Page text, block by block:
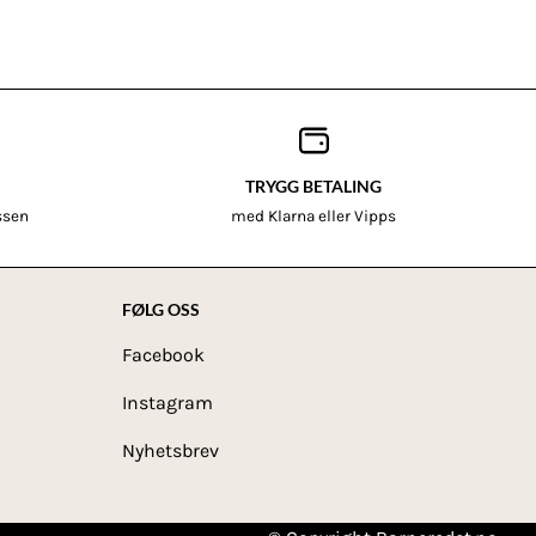
TRYGG BETALING
med Klarna eller Vipps
FØLG OSS
Facebook
Instagram
Nyhetsbrev